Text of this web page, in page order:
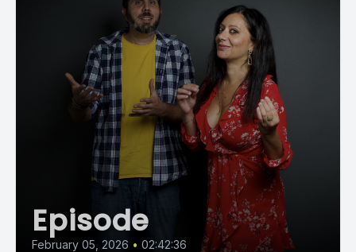
Episode
February 05, 2026 • 02:42:36